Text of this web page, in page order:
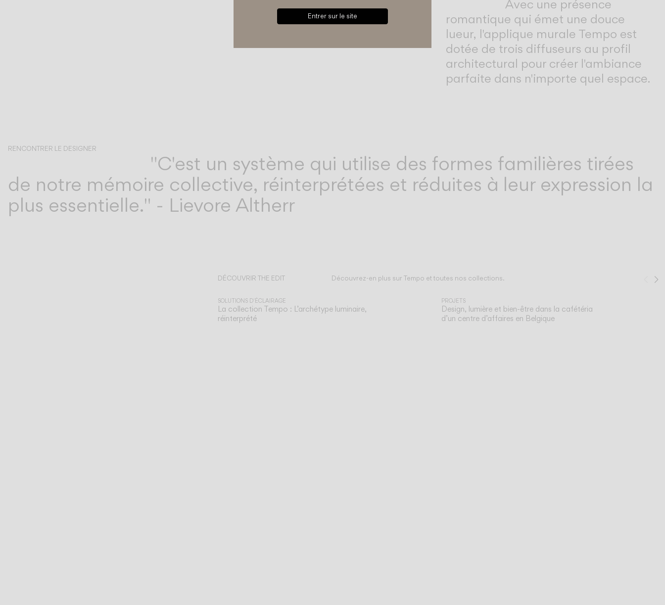
Avec une présence
romantique qui émet une douce
lueur, l'applique murale Tempo est
dotée de trois diffuseurs au profil
architectural pour créer l'ambiance
parfaite dans n'importe quel espace.
RENCONTRER LE DESIGNER
"C'est un système qui utilise des formes familières tirées
de notre mémoire collective, réinterprétées et réduites à leur expression la
plus essentielle." - Lievore Altherr
DÉCOUVRIR THE EDIT Découvrez-en plus sur Tempo et toutes nos collections.
Tout lire
SOLUTIONS D'ÉCLAIRAGE
La collection Tempo : L’archétype luminaire,
réinterprété
PROJETS
Design, lumière et bien-être dans la cafétéria
d’un centre d’affaires en Belgique
Entrer sur le site